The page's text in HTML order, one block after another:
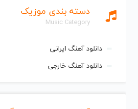
دسته بندی موزیک
Music Category
دانلود آهنگ ایرانی
دانلود آهنگ خارجی